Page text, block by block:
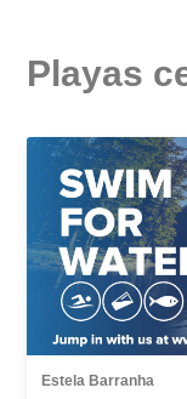
Playas
Estela Barranha